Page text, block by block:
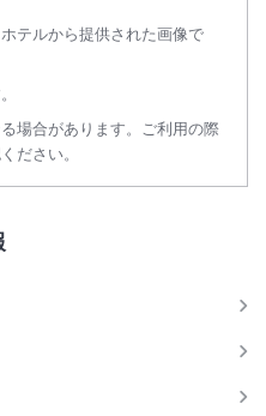
テルから提供された画像で
場合があります。ご利用の際
ださい。